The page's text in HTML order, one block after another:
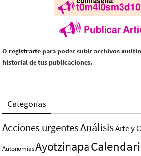
O registrarte para poder subir archivos
historial de tus publicaciones.
Categorías
Acciones urgentesAnálisisArte y
AutonomíasAyotzinapa